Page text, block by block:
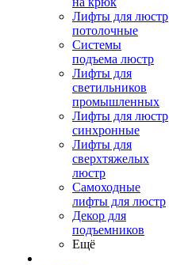
Лифты для люстр
потолочные
Системы
подъема люстр
Лифты для
светильников
промышленных
Лифты для люстр
синхронные
Лифты для
сверхтяжелых
люстр
Самоходные
лифты для люстр
Декор для
подъемников
Ещё